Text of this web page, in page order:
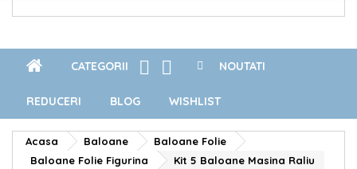
 
CATEGORII NOUTATI
REDUCERI BLOG WISHLIST
Acasa Baloane
Baloane Folie
Baloane Folie Figurina
Kit 5 Baloane Masina Raliu